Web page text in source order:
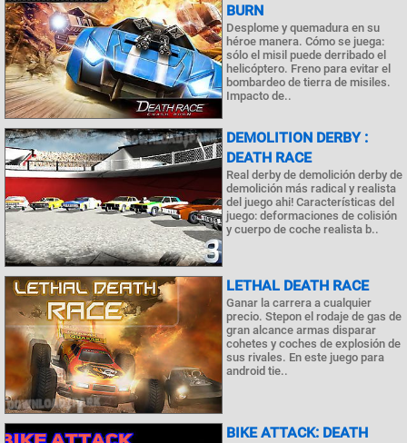
BURN
Desplome y quemadura en su
héroe manera. Cómo se juega:
sólo el misil puede derribado el
helicóptero. Freno para evitar el
bombardeo de tierra de misiles.
Impacto de..
DEMOLITION DERBY :
DEATH RACE
Real derby de demolición derby de
demolición más radical y realista
del juego ahi! Características del
juego: deformaciones de colisión
y cuerpo de coche realista b..
LETHAL DEATH RACE
Ganar la carrera a cualquier
precio. Stepon el rodaje de gas de
gran alcance armas disparar
cohetes y coches de explosión de
sus rivales. En este juego para
android tie..
BIKE ATTACK: DEATH